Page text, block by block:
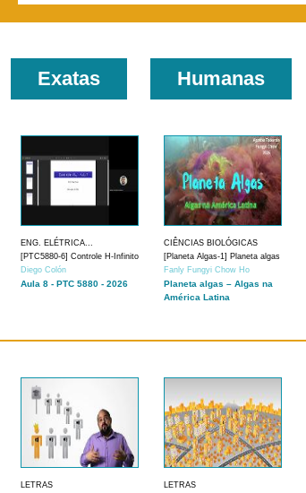
Exatas Humanas
ENG. ELÉTRICA...
[PTC5880-6] Controle H-Infinito
Diego Colón
Aula 8 - PTC 5880 - 2026
CIÊNCIAS BIOLÓGICAS
[Planeta Algas-1] Planeta algas
Fanly Fungyi Chow Ho
Planeta algas – Algas na
América Latina
LETRAS
LETRAS